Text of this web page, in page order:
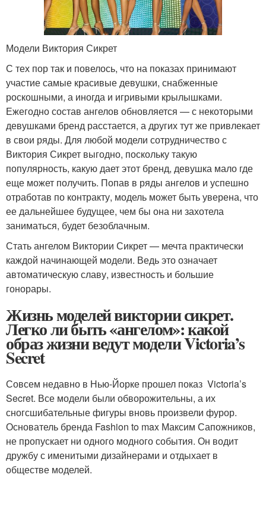
Модели Виктория Сикрет
С тех пор так и повелось, что на показах принимают
участие самые красивые девушки, снабженные
роскошными, а иногда и игривыми крылышками.
Ежегодно состав ангелов обновляется — с некоторыми
девушками бренд расстается, а других тут же привлекает
в свои ряды. Для любой модели сотрудничество с
Виктория Сикрет выгодно, поскольку такую
популярность, какую дает этот бренд, девушка мало где
еще может получить. Попав в ряды ангелов и успешно
отработав по контракту, модель может быть уверена, что
ее дальнейшее будущее, чем бы она ни захотела
заниматься, будет безоблачным.
Стать ангелом Виктории Сикрет — мечта практически
каждой начинающей модели. Ведь это означает
автоматическую славу, известность и большие
гонорары.
Жизнь моделей виктории сикрет.
Легко ли быть «ангелом»: какой
образ жизни ведут модели Victoria’s
Secret
Совсем недавно в Нью-Йорке прошел показ Victoria’s
Secret. Все модели были обворожительны, а их
сногсшибательные фигуры вновь произвели фурор.
Основатель бренда Fashion to max Максим Сапожников,
не пропускает ни одного модного события. Он водит
дружбу с именитыми дизайнерами и отдыхает в
обществе моделей.